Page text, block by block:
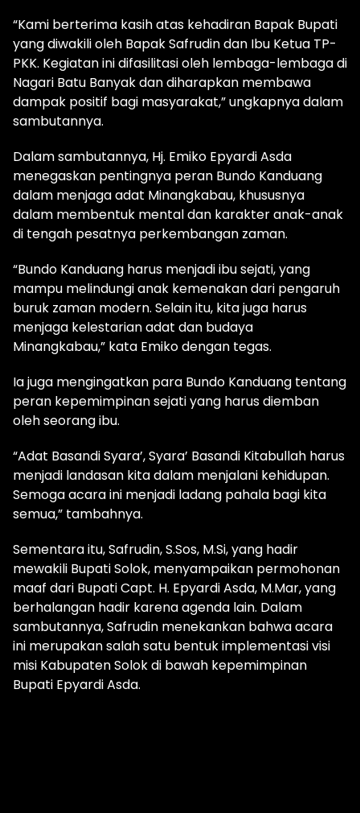
“Kami berterima kasih atas kehadiran Bapak Bupati
yang diwakili oleh Bapak Safrudin dan Ibu Ketua TP-
PKK. Kegiatan ini difasilitasi oleh lembaga-lembaga di
Nagari Batu Banyak dan diharapkan membawa
dampak positif bagi masyarakat,” ungkapnya dalam
sambutannya.
Dalam sambutannya, Hj. Emiko Epyardi Asda
menegaskan pentingnya peran Bundo Kanduang
dalam menjaga adat Minangkabau, khususnya
dalam membentuk mental dan karakter anak-anak
di tengah pesatnya perkembangan zaman.
“Bundo Kanduang harus menjadi ibu sejati, yang
mampu melindungi anak kemenakan dari pengaruh
buruk zaman modern. Selain itu, kita juga harus
menjaga kelestarian adat dan budaya
Minangkabau,” kata Emiko dengan tegas.
Ia juga mengingatkan para Bundo Kanduang tentang
peran kepemimpinan sejati yang harus diemban
oleh seorang ibu.
“Adat Basandi Syara’, Syara’ Basandi Kitabullah harus
menjadi landasan kita dalam menjalani kehidupan.
Semoga acara ini menjadi ladang pahala bagi kita
semua,” tambahnya.
Sementara itu, Safrudin, S.Sos, M.Si, yang hadir
mewakili Bupati Solok, menyampaikan permohonan
maaf dari Bupati Capt. H. Epyardi Asda, M.Mar, yang
berhalangan hadir karena agenda lain. Dalam
sambutannya, Safrudin menekankan bahwa acara
ini merupakan salah satu bentuk implementasi visi
misi Kabupaten Solok di bawah kepemimpinan
Bupati Epyardi Asda.